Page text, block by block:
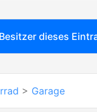
dieses
> Garage